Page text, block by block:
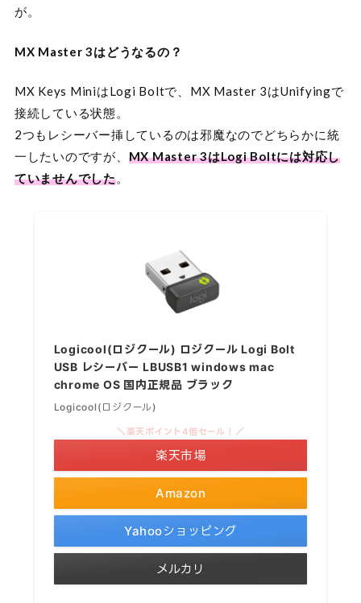
が。
MX Master 3はどうなるの？
MX Keys MiniはLogi Boltで、MX Master 3はUnifyingで
接続している状態。
2つもレシーバー挿しているのは邪魔なのでどちらかに統
一したいのですが、 MX Master 3はLogi Boltには対応し
ていませんでした。
Logicool(ロジクール) ロジクール Logi Bolt
USB レシーバー LBUSB1 windows mac
chrome OS 国内正規品 ブラック
Logicool(ロジクール)
Amazon
＼楽天ポイント4倍セール！／
楽天市場
Yahooショッピング
メルカリ